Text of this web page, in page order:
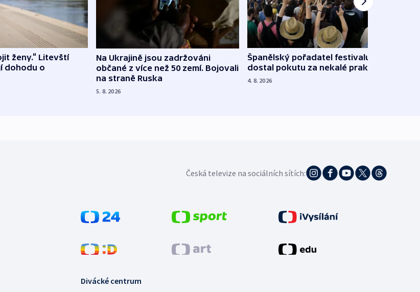
ženy.“ Litevští
dohodu o
Na Ukrajině jsou zadržováni
občané z více než 50 zemí. Bojovali
na straně Ruska
5. 8. 2026
Španělský pořadatel festivalu
dostal pokutu za nekalé praktiky
4. 8. 2026
Česká televize na sociálních sítích:
Divácké centrum